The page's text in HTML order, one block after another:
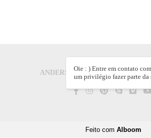
ANDERSON CARLOS CREPALDI
Oie : ) Entre em contato
um privilégio fazer parte da
Feito com Alboom